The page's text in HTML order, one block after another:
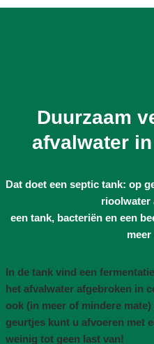
Duurzaam
afvalwater
Dat doet een septic tank: op
rioolwater
een tank, bacteriën en een
In de tank vind een
het afvalwater afgebroken in
ook (in meer of mindere
geurtjes kunt u afvoeren met
weinig tot geen last van!